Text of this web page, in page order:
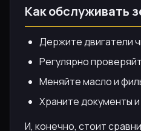
Как обслуживать
Держите двигатели
Регулярно
Меняйте масло и
Храните документы
И, конечно, стоит